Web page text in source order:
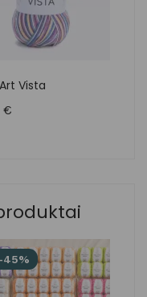
Vista
€
45%